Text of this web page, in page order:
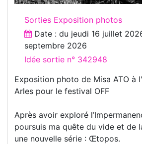
Sorties Exposition photos
Date : du jeudi 16 juillet
septembre 2026
Idée sortie n° 342948
Exposition photo de Misa ATO à
Arles pour le festival OFF
Après avoir exploré
poursuis ma quête du vide et de
une nouvelle série : Œtopos.